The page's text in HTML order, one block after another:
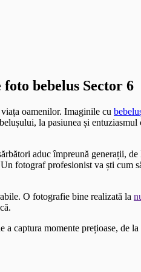
foto bebelus Sector 6
oamenilor. Imaginile cu
la pasiunea și
aduc împreună generații,
fotograf profesionist va ști cum
O fotografie bine realizată la
a captura momente prețioase, de